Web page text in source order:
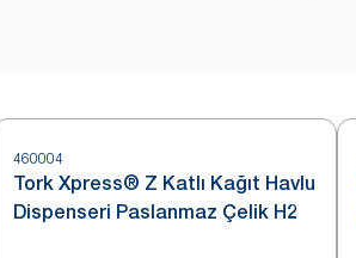
460004
Tork Xpress® Z Katlı Kağıt Havlu
Dispenseri Paslanmaz Çelik H2